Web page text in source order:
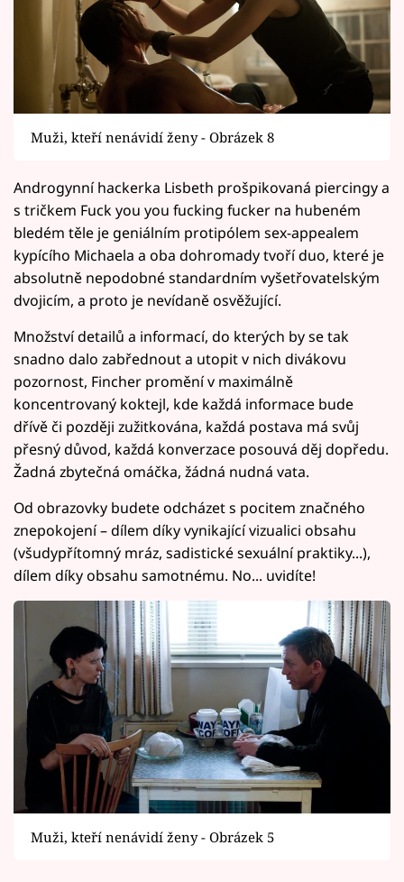
Muži, kteří nenávidí ženy - Obrázek 8
Androgynní hackerka Lisbeth prošpikovaná piercingy a
s tričkem Fuck you you fucking fucker na hubeném
bledém těle je geniálním protipólem sex-appealem
kypícího Michaela a oba dohromady tvoří duo, které je
absolutně nepodobné standardním vyšetřovatelským
dvojicím, a proto je nevídaně osvěžující.
Množství detailů a informací, do kterých by se tak
snadno dalo zabřednout a utopit v nich divákovu
pozornost, Fincher promění v maximálně
koncentrovaný koktejl, kde každá informace bude
dřívě či později zužitkována, každá postava má svůj
přesný důvod, každá konverzace posouvá děj dopředu.
Žadná zbytečná omáčka, žádná nudná vata.
Od obrazovky budete odcházet s pocitem značného
znepokojení – dílem díky vynikající vizualici obsahu
(všudypřítomný mráz, sadistické sexuální praktiky...),
dílem díky obsahu samotnému. No... uvidíte!
Muži, kteří nenávidí ženy - Obrázek 5